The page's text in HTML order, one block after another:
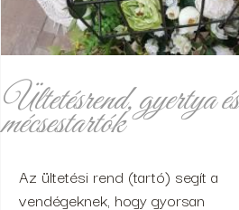
Ültetésrend, gyertya és
mécsestartók
Az ültetési rend (tartó) segít a
vendégeknek, hogy gyorsan